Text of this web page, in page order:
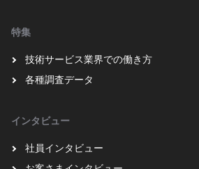
特集
技術サービス業界での働き方
各種調査データ
インタビュー
社員インタビュー